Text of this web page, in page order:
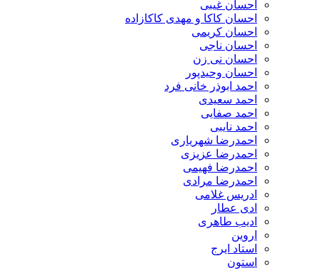
احسان غیبی
احسان کاکا و مهدی کاکازاده
احسان کریمی
احسان ناجی
احسان نی زن
احسان وحیدپور
احمد ابوذر خانی فرد
احمد سعیدی
احمد صفایی
احمد نایبی
احمدرضا شهریاری
احمدرضا عزیزی
احمدرضا فهیمی
احمدرضا مرادی
ادریس غلامی
ادی عطار
ادیب طاهری
اروین
استاد ایرج
استون